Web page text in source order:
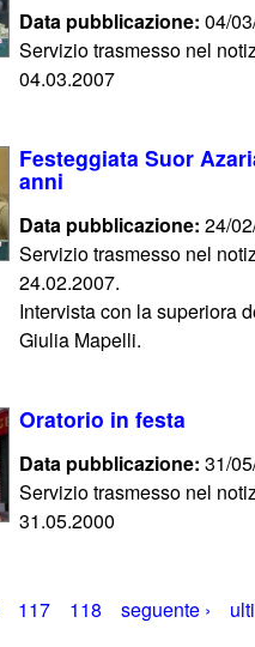
Data pubblicazione: 04/
Servizio trasmesso nel
04.03.2007
Festeggiata Suor
anni
Data pubblicazione: 24/
Servizio trasmesso nel
24.02.2007.
Intervista con la superiora
Giulia Mapelli.
Oratorio in festa
Data pubblicazione: 31/
Servizio trasmesso nel
31.05.2000
117 118 seguente ›